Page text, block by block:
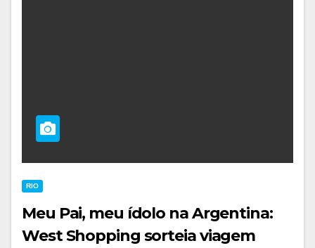
RIO
Meu Pai, meu ídolo na Argentina:
West Shopping sorteia viagem